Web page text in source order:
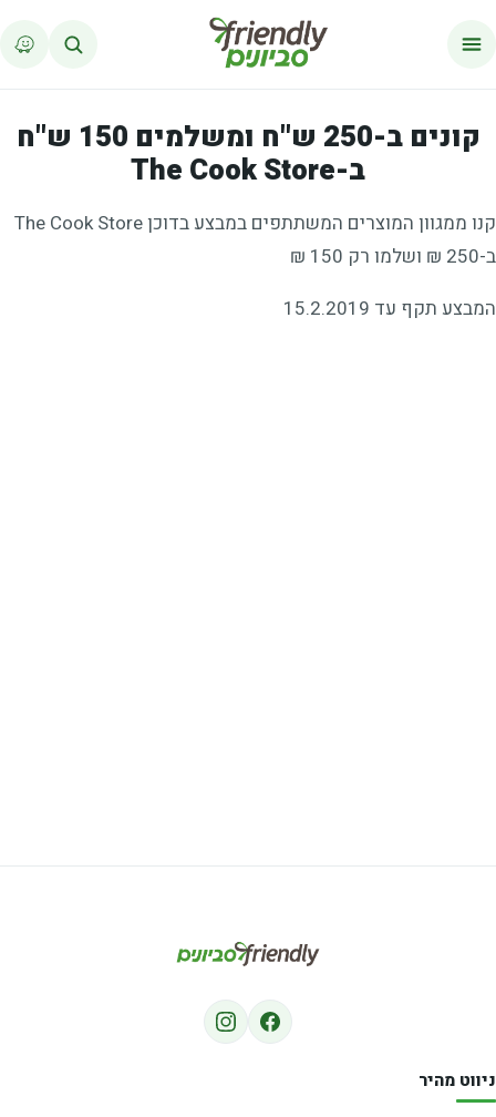
קונים ב-250 ש"ח ומשלמים 150 ש"ח
ב-The Cook Store
קנו ממגוון המוצרים המשתתפים במבצע בדוכן The Cook Store
ב-250 ₪ ושלמו רק 150 ₪
המבצע תקף עד 15.2.2019
ניווט מהיר